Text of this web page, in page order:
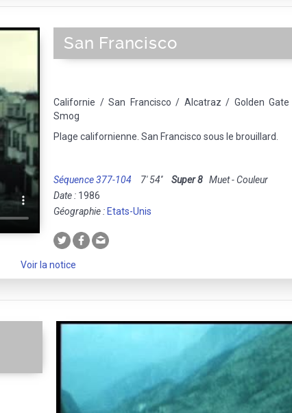
San Francisco
Californie / San Francisco / Alcatraz / Golden
Smog
Plage californienne. San Francisco sous le brouillard.
Séquence 377-104 7' 54'' Super 8 Muet - Couleur
Date : 1986
Géographie : Etats-Unis
Voir la notice